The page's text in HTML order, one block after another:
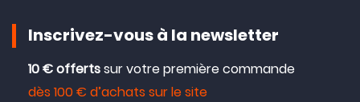
Inscrivez-vous à la newsletter
10 € offertssur votre première commande
dès 100 € d’achats sur le site